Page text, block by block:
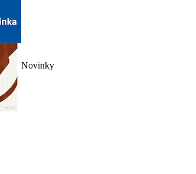
Novinky